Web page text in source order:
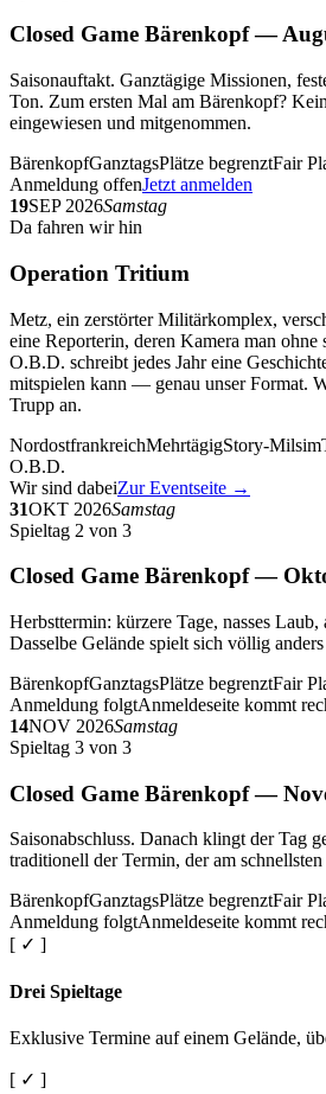
Closed Game Bärenkopf —
Saisonauftakt. Ganztägige Missionen,
Ton. Zum ersten Mal am Bärenkopf?
eingewiesen und mitgenommen.
BärenkopfGanztagsPlätze begrenztFair
Anmeldung offenJetzt anmelden
19SEP 2026Samstag
Da fahren wir hin
Operation Tritium
Metz, ein zerstörter Militärkomplex,
eine Reporterin, deren Kamera man ohne
O.B.D. schreibt jedes Jahr eine
mitspielen kann — genau unser Format.
Trupp an.
NordostfrankreichMehrtägigStory-Milsim
O.B.D.
Wir sind dabeiZur Eventseite →
31OKT 2026Samstag
Spieltag 2 von 3
Closed Game Bärenkopf —
Herbsttermin: kürzere Tage, nasses
Dasselbe Gelände spielt sich völlig
BärenkopfGanztagsPlätze begrenztFair
Anmeldung folgtAnmeldeseite kommt
14NOV 2026Samstag
Spieltag 3 von 3
Closed Game Bärenkopf —
Saisonabschluss. Danach klingt der Tag
traditionell der Termin, der am
BärenkopfGanztagsPlätze begrenztFair
Anmeldung folgtAnmeldeseite kommt
[ ✓ ]
Drei Spieltage
Exklusive Termine auf einem Gelände,
[ ✓ ]